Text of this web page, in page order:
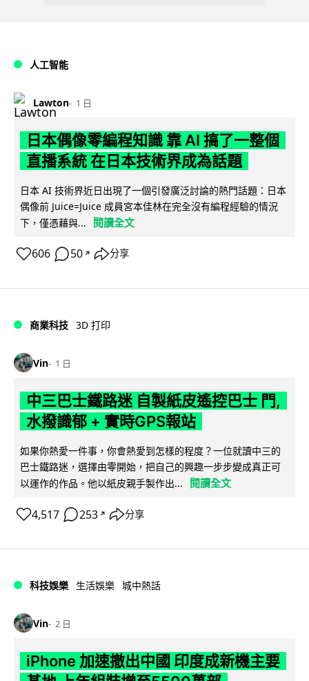
人工智能
Lawton 1 日
日本偶像零編程知識 靠 AI 搞了一整個
直播系統 在日本技術界成為話題
日本 AI 技術界近日出現了一個引發廣泛討論的熱門話題：日本
偶像前 Juice=Juice 成員宮本佳林在完全沒有編程經驗的情況
下，僅憑藉與...
閱讀全文
606 50 ↗ 分享
商業科技 3D 打印
Vin 1 日
中三巴士鐵路迷 自製紙皮遙控巴士 門,
水撥識郁 + 實時GPS報站
如果你熱愛一件事，你會熱愛到怎樣的程度？一位就讀中三的
巴士鐵路迷，選擇由零開始，把自己的興趣一步步變成真正可
以運作的作品。他以紙皮親手製作出...
閱讀全文
4,517 253 ↗ 分享
科技娛樂 生活娛樂 城中熱話
Vin 2 日
iPhone 加速撤出中國 印度成新機主要